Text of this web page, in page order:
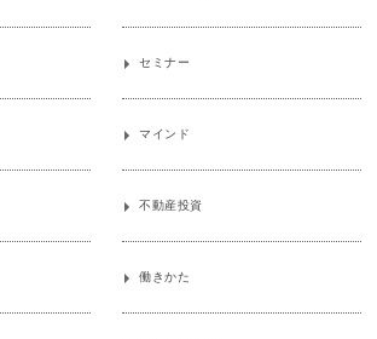
セミナー
マインド
不動産投資
働きかた